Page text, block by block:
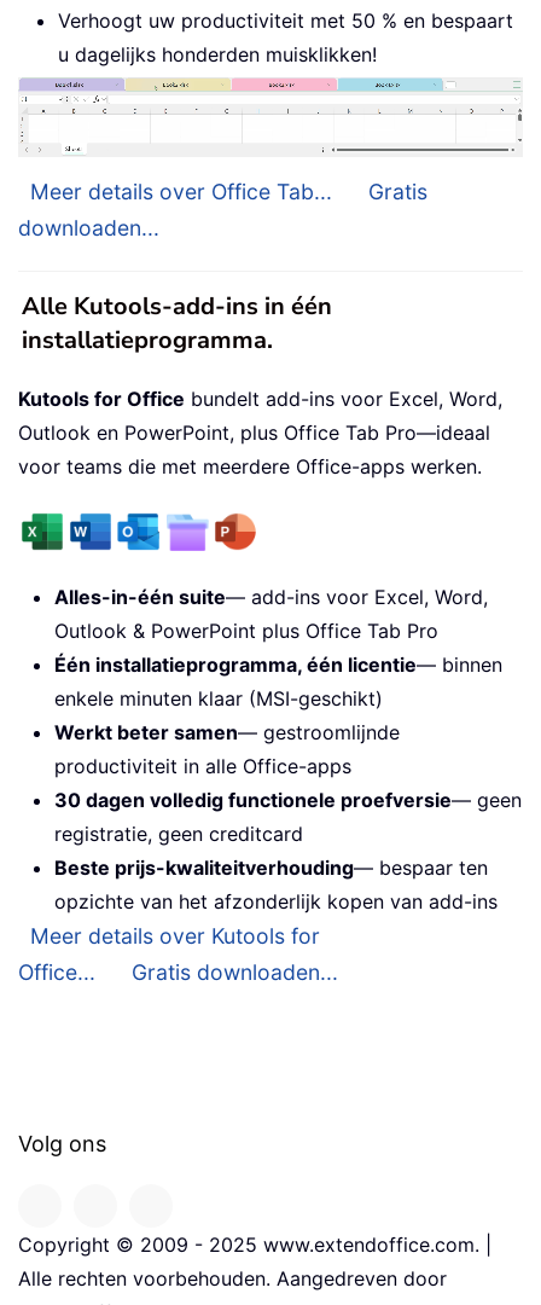
Verhoogt uw productiviteit met 50 % en bespaart
u dagelijks honderden muisklikken!
Meer details over Office Tab...
Gratis
downloaden...
Alle Kutools-add-ins in één
installatieprogramma.
Kutools for Office bundelt add-ins voor Excel, Word,
Outlook en PowerPoint, plus Office Tab Pro—ideaal
voor teams die met meerdere Office-apps werken.
Alles-in-één suite— add-ins voor Excel, Word,
Outlook & PowerPoint plus Office Tab Pro
Één installatieprogramma, één licentie— binnen
enkele minuten klaar (MSI-geschikt)
Werkt beter samen— gestroomlijnde
productiviteit in alle Office-apps
30 dagen volledig functionele proefversie— geen
registratie, geen creditcard
Beste prijs-kwaliteitverhouding— bespaar ten
opzichte van het afzonderlijk kopen van add-ins
Meer details over Kutools for
Office...
Gratis downloaden...
Volg ons
Copyright © 2009 - 2025 www.extendoffice.com. |
Alle rechten voorbehouden. Aangedreven door